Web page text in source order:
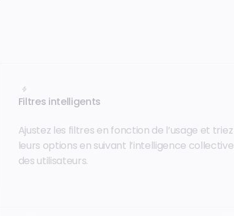
Filtres intelligents
Ajustez les filtres en fonction de l’usage et triez
leurs options en suivant l’intelligence collective
des utilisateurs.